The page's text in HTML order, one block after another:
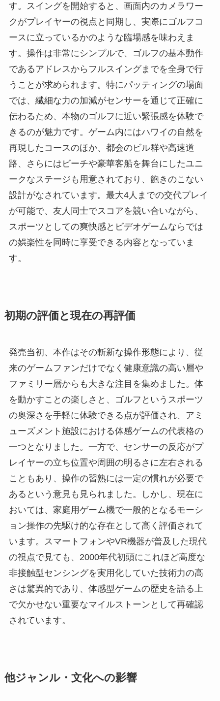
す。スイングを開始すると、画面内のカメラワー
クがプレイヤーの視点と同期し、実際にゴルフコ
ースに立っているかのような臨場感を味わえま
す。操作は非常にシンプルで、ゴルフの基本動作
であるアドレスからフルスイングまでを全身で行
うことが求められます。特にパッティングの場面
では、繊細な力の加減がセンサーを通じて正確に
伝わるため、本物のゴルフに近い緊張感を体験で
きるのが魅力です。ゲーム内にはハワイの自然を
再現したコースのほか、都会のビル群や高速道
路、さらにはビーチや豪華客船を舞台にしたユニ
ークなステージも用意されており、飽きのこない
設計がなされています。最大4人までの交代プレイ
が可能で、友人同士でスコアを競い合いながら、
スポーツとしての爽快感とビデオゲームならでは
の娯楽性を同時に享受できる内容となっていま
す。
初期の評価と現在の再評価
発売当初、本作はその斬新な操作形態により、従
来のゲームファンだけでなく健康意識の高い層や
ファミリー層からも大きな注目を集めました。体
を動かすことの楽しさと、ゴルフというスポーツ
の奥深さを手軽に体験できる点が評価され、アミ
ューズメント施設における体感ゲームの代表格の
一つとなりました。一方で、センサーの反応がプ
レイヤーの立ち位置や周囲の明るさに左右される
こともあり、操作の習熟には一定の慣れが必要で
あるという意見も見られました。しかし、現在に
おいては、家庭用ゲーム機で一般的となるモーシ
ョン操作の先駆け的な存在として高く評価されて
います。スマートフォンやVR機器が普及した現代
の視点で見ても、2000年代初頭にこれほど高度な
非接触型センシングを実用化していた技術力の高
さは驚異的であり、体感型ゲームの歴史を語る上
で欠かせない重要なマイルストーンとして再確認
されています。
他ジャンル・文化への影響